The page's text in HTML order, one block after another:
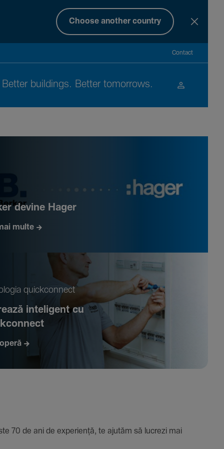
Choose another country
Contact
Better buil­dings. Better tomor­rows.
devine Hager
multe
quickconnect
inte­li­gent cu
de ani de expe­riență, te ajutăm să lucrezi mai